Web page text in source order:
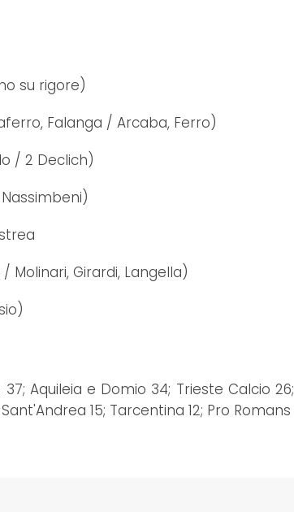
su rigore)
Falanga / Arcaba, Ferro)
/ 2 Declich)
Molinari, Girardi, Langella)
37; Aquileia e Domio 34; Trieste Calcio
15; Tarcentina 12; Pro Romans